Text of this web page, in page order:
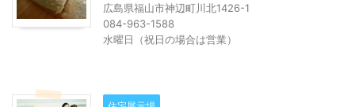
広島県福山市神辺町川北1426-1
084-963-1588
水曜日（祝日の場合は営業）